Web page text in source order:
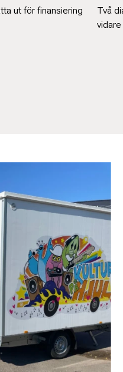
ut för finansiering
Två